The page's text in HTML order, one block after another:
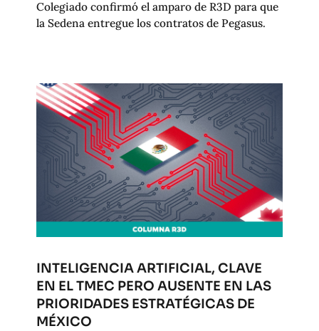
Colegiado confirmó el amparo de R3D para que
la Sedena entregue los contratos de Pegasus.
INTELIGENCIA ARTIFICIAL, CLAVE
EN EL TMEC PERO AUSENTE EN LAS
PRIORIDADES ESTRATÉGICAS DE
MÉXICO